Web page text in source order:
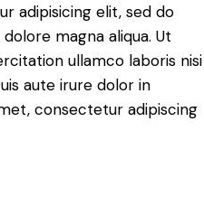
adipisicing elit, sed do
magna aliqua. Ut
ullamco laboris nisi
aute irure dolor in
consectetur adipiscing